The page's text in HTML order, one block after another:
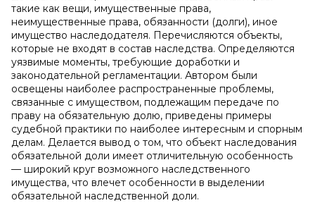
такие как вещи, имущественные права,
неимущественные права, обязанности (долги), иное
имущество наследодателя. Перечисляются объекты,
которые не входят в состав наследства. Определяются
уязвимые моменты, требующие доработки и
законодательной регламентации. Автором были
освещены наиболее распространенные проблемы,
связанные c имуществом, подлежащим передаче по
праву на обязательную долю, приведены примеры
судебной практики по наиболее интересным и спорным
делам. Делается вывод о том, что объект наследования
обязательной доли имеет отличительную особенность
— широкий круг возможного наследственного
имущества, что влечет особенности в выделении
обязательной наследственной доли.